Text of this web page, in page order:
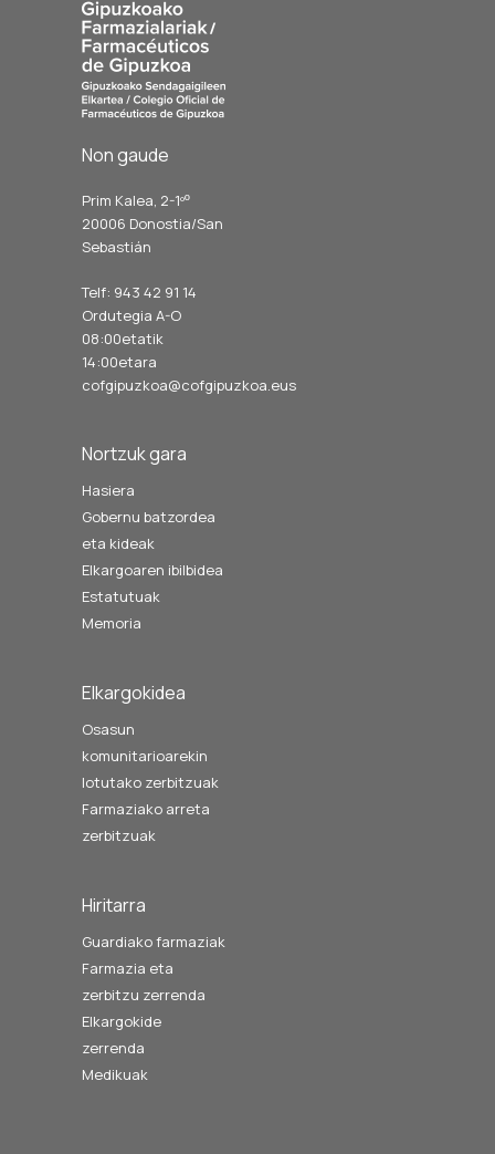
Non gaude
Prim Kalea, 2-1ºº
20006 Donostia/San
Sebastián
Telf: 943 42 91 14
Ordutegia A-O
08:00etatik
14:00etara
cofgipuzkoa@cofgipuzkoa.eus
Nortzuk gara
Hasiera
Gobernu batzordea
eta kideak
Elkargoaren ibilbidea
Estatutuak
Memoria
Elkargokidea
Osasun
komunitarioarekin
lotutako zerbitzuak
Farmaziako arreta
zerbitzuak
Hiritarra
Guardiako farmaziak
Farmazia eta
zerbitzu zerrenda
Elkargokide
zerrenda
Medikuak